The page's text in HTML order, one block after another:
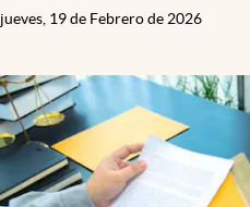
jueves, 19 de Febrero de 2026